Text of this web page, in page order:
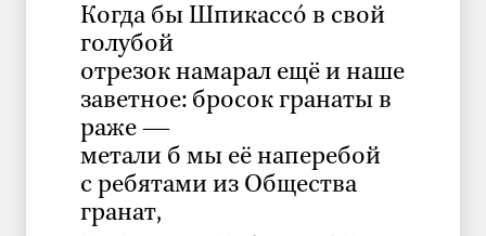
Когда бы Шпикассó в свой
голубой
отрезок намарал ещё и наше
заветное: бросок гранаты в
раже —
метали б мы её наперебой
с ребятами из Общества
гранат,